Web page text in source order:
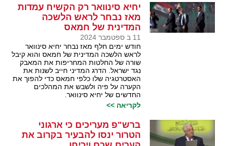
יחיא סינוואר רק הקשיח עמדות
מאז נבחר לראש הלשכה
המדינית של חמאס
11 ב ספטמבר 2024
חודש ימים חלף מאז נבחר יחיא סינוואר
לראש הלשכה המדינית של חמאס והוא קיבל
שורה של החלטות המחריפות את המאבק
נגד ישראל. הדרג המדיני חייב לשנות את
האסטרטגיה שלו כלפי חמאס כדי להפוך את
הקערה על פיה ולשבש את המהלכים
החדשים של יחיא סינוואר.
לקריאה >>
ברש"פ מעריכים כי ארגוני
הטרור ינסו להבעיר בקרוב את